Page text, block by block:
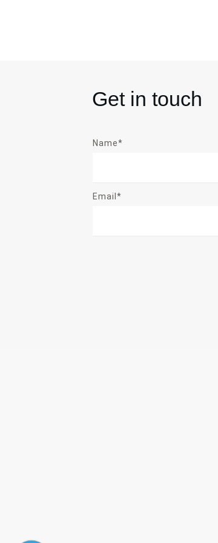
Get in touch
Name*
Email*